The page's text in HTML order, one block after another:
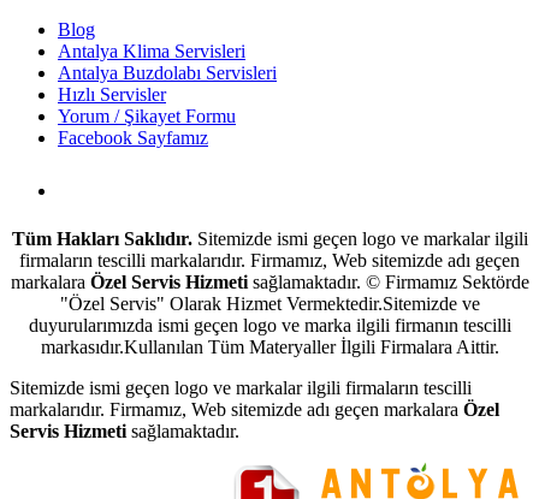
Blog
Antalya Klima Servisleri
Antalya Buzdolabı Servisleri
Hızlı Servisler
Yorum / Şikayet Formu
Facebook Sayfamız
Tüm Hakları Saklıdır. Sitemizde ismi geçen logo ve markalar ilgili
firmaların tescilli markalarıdır. Firmamız, Web sitemizde adı geçen
markalara Özel Servis Hizmetisağlamaktadır. © Firmamız Sektörde
"Özel Servis" Olarak Hizmet Vermektedir.Sitemizde ve
duyurularımızda ismi geçen logo ve marka ilgili firmanın tescilli
markasıdır.Kullanılan Tüm Materyaller İlgili Firmalara Aittir.
Sitemizde ismi geçen logo ve markalar ilgili firmaların tescilli
markalarıdır. Firmamız, Web sitemizde adı geçen markalara Özel
Servis Hizmeti sağlamaktadır.